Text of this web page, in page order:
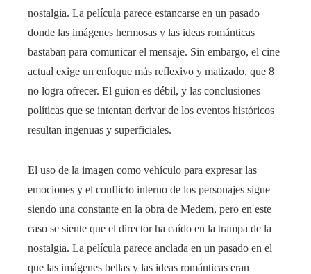
nostalgia. La película parece estancarse en un pasado
donde las imágenes hermosas y las ideas románticas
bastaban para comunicar el mensaje. Sin embargo, el cine
actual exige un enfoque más reflexivo y matizado, que 8
no logra ofrecer. El guion es débil, y las conclusiones
políticas que se intentan derivar de los eventos históricos
resultan ingenuas y superficiales.
El uso de la imagen como vehículo para expresar las
emociones y el conflicto interno de los personajes sigue
siendo una constante en la obra de Medem, pero en este
caso se siente que el director ha caído en la trampa de la
nostalgia. La película parece anclada en un pasado en el
que las imágenes bellas y las ideas románticas eran